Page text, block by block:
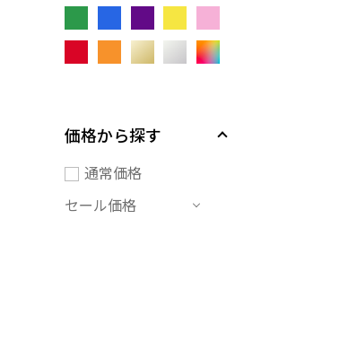
価格から探す
通常価格
セール価格